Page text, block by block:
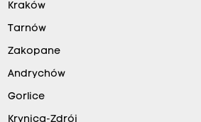
Kraków
Tarnów
Zakopane
Andrychów
Gorlice
Krynica-Zdrój